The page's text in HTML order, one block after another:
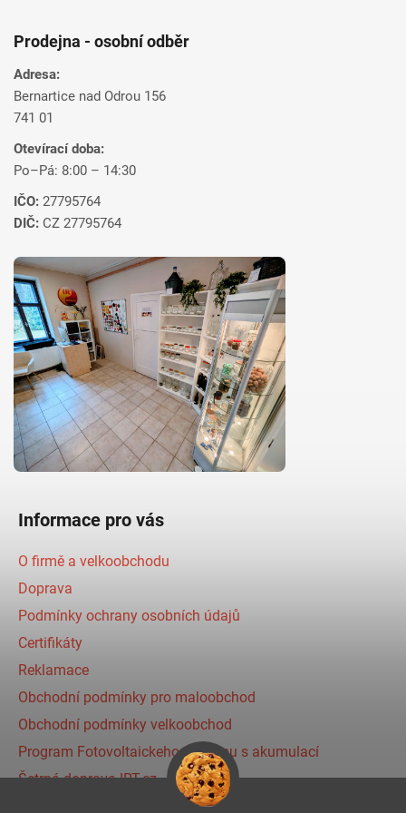
Prodejna - osobní odběr
Adresa:
Bernartice nad Odrou 156
741 01
Otevírací doba:
Po–Pá: 8:00 – 14:30
IČO: 27795764
DIČ: CZ 27795764
Informace pro vás
O firmě a velkoobchodu
Doprava
Podmínky ochrany osobních údajů
Certifikáty
Reklamace
Obchodní podmínky pro maloobchod
Obchodní podmínky velkoobchod
Program Fotovoltaickeho systému s akumulací
Šetrná doprava IRT.cz
Prihlásenie affiliate partnera